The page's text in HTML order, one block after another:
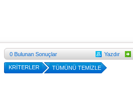
0 Bulunan Sonuçlar Yazdır
KRİTERLER TÜMÜNÜ TEMİZLE